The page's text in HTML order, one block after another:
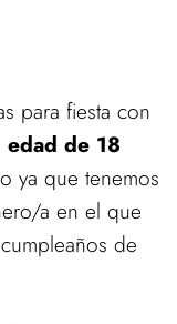
para fiesta con
edad de 18
ya que tenemos
a en el que
de